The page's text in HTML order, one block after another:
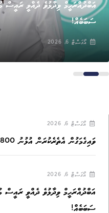
އަބްދުއްރަހީމް ވިދާޅުވެ ދެއްވީ ރައީސް
ސަބަބެއް!
އޯގަސްޓް 6, 2026
އޯގަސްޓް 6, 2026
ވައިގެމަގުން އެތެރެކުރަން އުޅުނު 800 ވޭޕް ކާޓްރިޖް އަތުލައިގެންފި
އޯގަސްޓް 6, 2026
އަބްދުއްރަހީމް ވިދާޅުވެ ދެއްވީ ރައީސް
ސަބަބެއް!